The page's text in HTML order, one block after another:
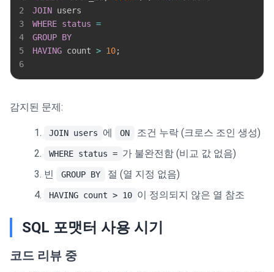
2
JOIN
3
WHERE status =
4
GROUP BY
5
HAVING count > 10;
6
감지된 문제:
JOIN users 에 ON 조건 누락 (크로스 조인 생성)
WHERE status = 가 불완전함 (비교 값 없음)
빈
GROUP BY 절 (열 지정 없음)
HAVING count > 10 이 정의되지 않은 열 참조
SQL 포맷터 사용 시기
코드 리뷰 중